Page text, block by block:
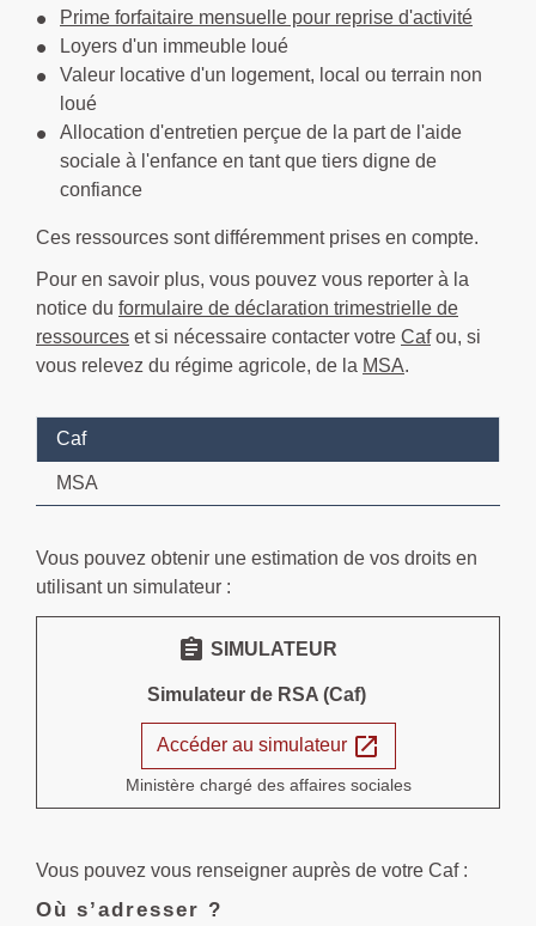
Prime forfaitaire mensuelle pour reprise d'activité
Loyers d'un immeuble loué
Valeur locative d'un logement, local ou terrain non
loué
Allocation d'entretien perçue de la part de l'aide
sociale à l'enfance en tant que tiers digne de
confiance
Ces ressources sont différemment prises en compte.
Pour en savoir plus, vous pouvez vous reporter à la
notice du formulaire de déclaration trimestrielle de
ressources et si nécessaire contacter votre Cafou, si
vous relevez du régime agricole, de la MSA.
Caf
MSA
Vous pouvez obtenir une estimation de vos droits en
utilisant un simulateur :
assignment SIMULATEUR
Simulateur de RSA (Caf)
Accéder au simulateur open_in_new
Ministère chargé des affaires sociales
Vous pouvez vous renseigner auprès de votre Caf :
Où s’adresser ?